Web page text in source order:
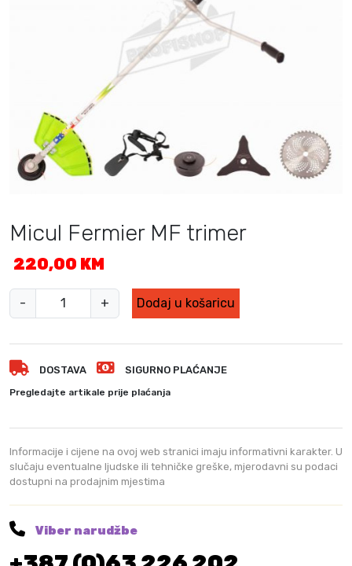
Micul Fermier MF trimer
220,00 KM
-
i
l
F
r
m
i
e
r
M
t
+ Dodaj u košaricu
DOSTAVA SIGURNO PLAĆANJE
Pregledajte artikale prije plaćanja
Informacije i cijene na ovoj web stranici imaju informativni karakter. U
slučaju eventualne ljudske ili tehničke greške, mjerodavni su podaci
dostupni na prodajnim mjestima
Viber narudžbe